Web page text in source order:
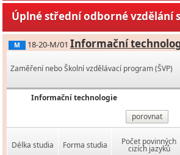
Úplné střední odborné vzdělání
M 18-20-M/01 Informační
Zaměření nebo Školní vzdělávací program (ŠVP)
Informační technologie
porovnat
Délka studia Forma studia Počet povinných
cizích jazyků